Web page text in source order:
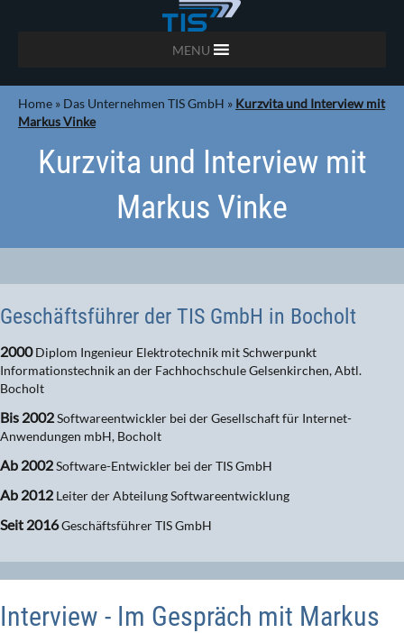
MENU
Home » Das Unternehmen TIS GmbH » Kurzvita und Interview mit
Markus Vinke
Kurzvita und Interview mit
Markus Vinke
Geschäftsführer der TIS GmbH in Bocholt
2000Diplom Ingenieur Elektrotechnik mit Schwerpunkt
Informationstechnik an der Fachhochschule Gelsenkirchen, Abtl.
Bocholt
Bis 2002Softwareentwickler bei der Gesellschaft für Internet-
Anwendungen mbH, Bocholt
Ab 2002Software-Entwickler bei der TIS GmbH
Ab 2012 Leiter der Abteilung Softwareentwicklung
Seit 2016Geschäftsführer TIS GmbH
Interview - Im Gespräch mit Markus